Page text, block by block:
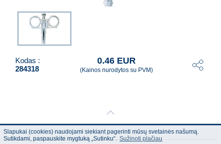
Kodas :
284318
0.46 EUR
(Kainos nurodytos su PVM)
Slapukai (cookies) naudojami siekiant pagerinti mūsų svetainės našumą.
Sutikdami, paspauskite mygtuką „Sutinku“. Sužinoti plačiau